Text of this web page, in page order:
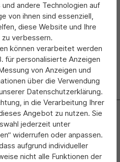
unseren regelmäßig
Sie werden stets als Erster
Angebote informiert.
andere Technologien auf
von ihnen sind essenziell,
diese Website und Ihre
zu verbessern.
können verarbeitet werden
für personalisierte Anzeigen
von Anzeigen und
über die Verwendung
Datenschutzerklärung.
in die Verarbeitung Ihrer
Angebot zu nutzen. Sie
jederzeit unter
widerrufen oder anpassen.
aufgrund individueller
nicht alle Funktionen der